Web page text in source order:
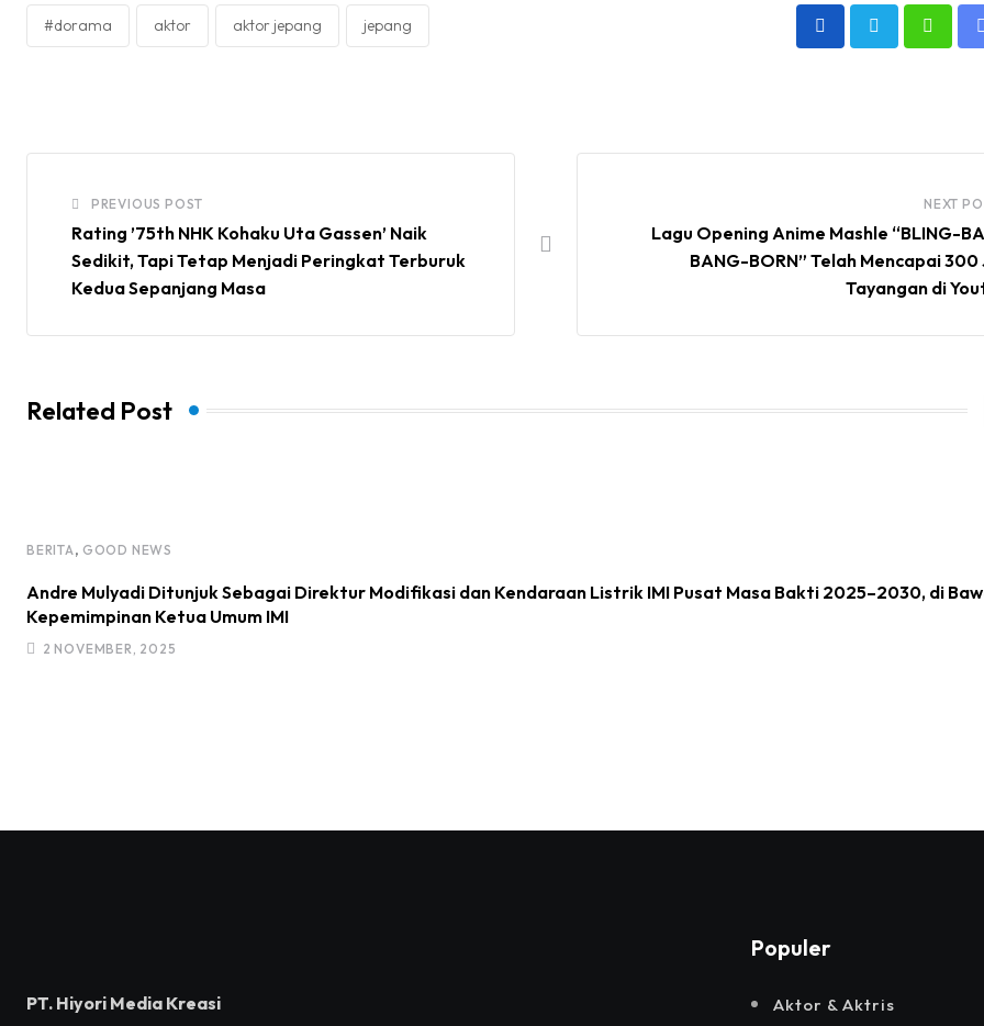
#dorama aktor aktor jepang jepang
PREVIOUS POST
Rating ’75th NHK Kohaku Uta Gassen’ Naik
Sedikit, Tapi Tetap Menjadi Peringkat Terburuk
Kedua Sepanjang Masa
NEXT
Lagu Opening Anime Mashle “BLING-
BANG-BORN” Telah Mencapai
Tayangan di
Related Post
BERITA , GOOD NEWS
Andre Mulyadi Ditunjuk Sebagai Direktur Modifikasi dan Kendaraan Listrik IMI Pusat Masa Bakti 2025–2030, di
Kepemimpinan Ketua Umum IMI
2 NOVEMBER, 2025
PT. Hiyori Media Kreasi
Populer
Aktor & Aktris